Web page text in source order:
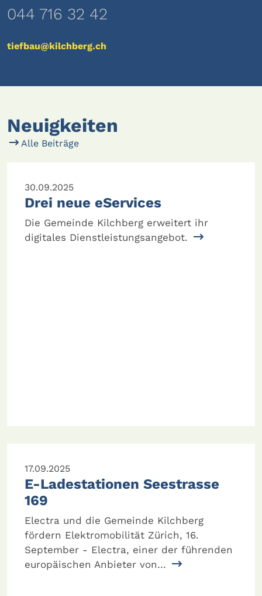
044 716 32 42
tiefbau@kilchberg.ch
Neuigkeiten
Alle Beiträge
30.09.2025
Drei neue eServices
Die Gemeinde Kilchberg erweitert ihr
digitales Dienstleistungsangebot.
17.09.2025
E-Ladestationen Seestrasse
169
Electra und die Gemeinde Kilchberg
fördern Elektromobilität Zürich, 16.
September - Electra, einer der führenden
europäischen Anbieter von…